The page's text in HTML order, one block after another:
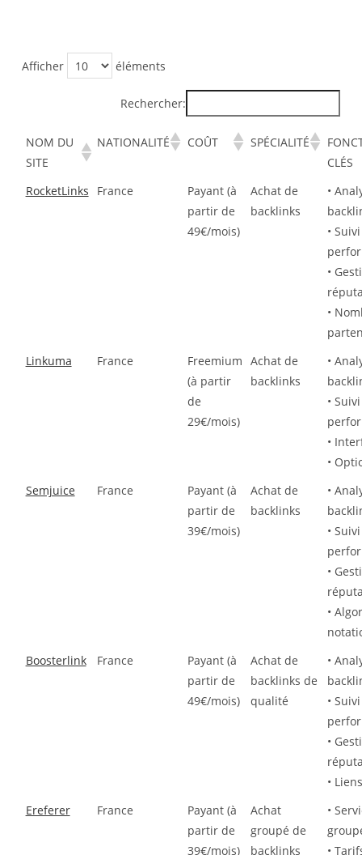
Afficher éléments
Rechercher:
NOM DU
SITE
NATIONALITÉ COÛT SPÉCIALITÉ
CLÉS
RocketLinks
France
Payant (à
partir de
49€/mois)
Achat de
backlinks
•
•
•
•
Linkuma
France
Freemium
(à partir
de
29€/mois)
Achat de
backlinks
•
•
•
•
Semjuice
France
Payant (à
partir de
39€/mois)
Achat de
backlinks
•
•
•
•
Boosterlink
France
Payant (à
partir de
49€/mois)
Achat de
backlinks de
qualité
•
•
•
•
Ereferer
France
Payant (à
partir de
39€/mois)
Achat
groupé de
backlinks
•
•